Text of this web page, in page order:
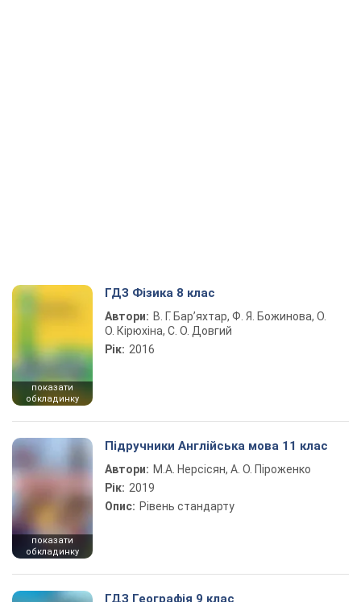
показати
обкладинку
ГДЗ Фізика 8 клас
Автори: В. Г. Бар’яхтар, Ф. Я. Божинова, О.
О. Кірюхіна, С. О. Довгий
Рік: 2016
показати
обкладинку
Підручники Англійська мова 11 клас
Автори: М.А. Нерсісян, А. О. Піроженко
Рік: 2019
Опис: Рівень стандарту
ГДЗ Географія 9 клас